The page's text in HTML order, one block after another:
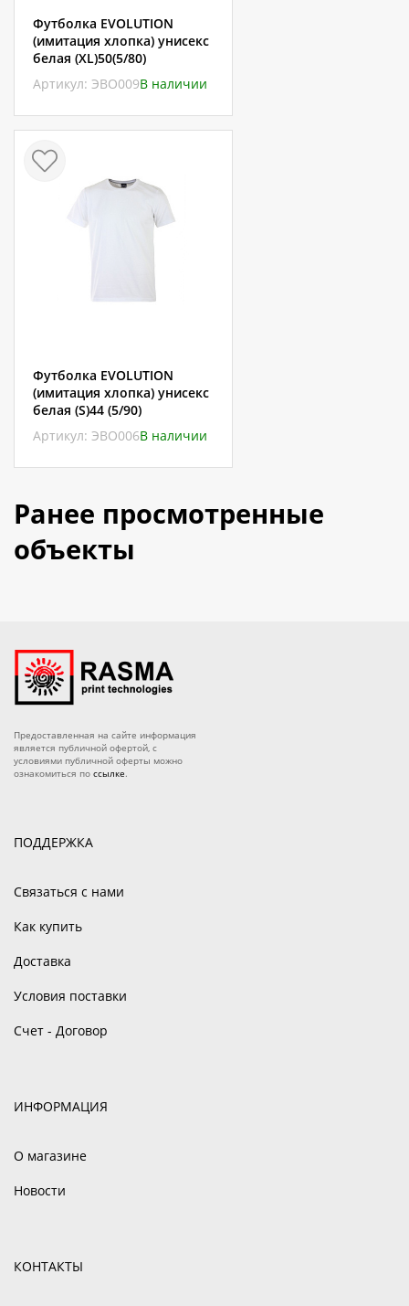
Футболка EVOLUTION
(имитация хлопка) унисекс
белая (XL)50(5/80)
Артикул: ЭВО009В наличии
Футболка EVOLUTION
(имитация хлопка) унисекс
белая (S)44 (5/90)
Артикул: ЭВО006В наличии
Ранее просмотренные
объекты
Предоставленная на сайте информация
является публичной офертой, с
условиями публичной оферты можно
ознакомиться по ссылке.
ПОДДЕРЖКА
Связаться с нами
Как купить
Доставка
Условия поставки
Счет - Договор
ИНФОРМАЦИЯ
О магазине
Новости
КОНТАКТЫ